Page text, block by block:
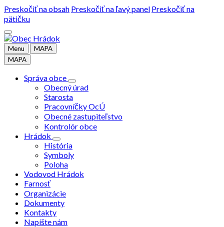
Preskočiť na obsah Preskočiť na ľavý panel Preskočiť na
pätičku
Menu
MAPA
MAPA
Správa obce
Obecný úrad
Starosta
Pracovníčky OcÚ
Obecné zastupiteľstvo
Kontrolór obce
Hrádok
História
Symboly
Poloha
Vodovod Hrádok
Farnosť
Organizácie
Dokumenty
Kontakty
Napíšte nám